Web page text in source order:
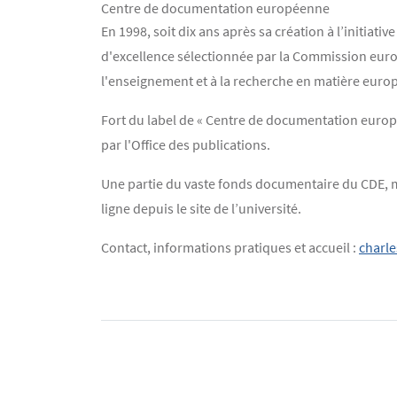
Centre de documentation européenne
Texte
En 1998, soit dix ans après sa création à
d'excellence sélectionnée par la Commission
l'enseignement et à la recherche en matière
Fort du label de « Centre de documentation
par l'Office des publications.
Une partie du vaste fonds documentaire du
ligne depuis le site de l’université.
Contact, informations pratiques et accueil :